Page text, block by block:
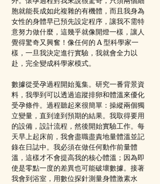
胞就能長成如此複雜的有機體，而且我身為
女性的身體早已預先設定程序，讓我不需特
意努力做什麼，這幾乎就像開燈一樣，讓人
覺得驚奇又興奮！像任何的 A 型科學家一
樣，一旦我決定進行實驗，我就會全力以
赴，完全變成科學家模式。
數據從受孕過程開始蒐集。研究一番背景資
料，我學到可以透過追蹤排卵和體溫來優化
受孕條件。過程聽起來很簡單：操縱兩個獨
立變量，直到達到預期的結果。我取得要用
的設備，設計流程，然後開始實驗工作。每
天早上起床前，我會盡職盡責地量體溫並記
錄在日誌中。我必須在做任何動作前量體
溫，這樣才不會提高我的核心體溫；因為即
使是零點一度的差異也可能破壞數據。接著
我會到浴室，用數位探針測量身體激素水